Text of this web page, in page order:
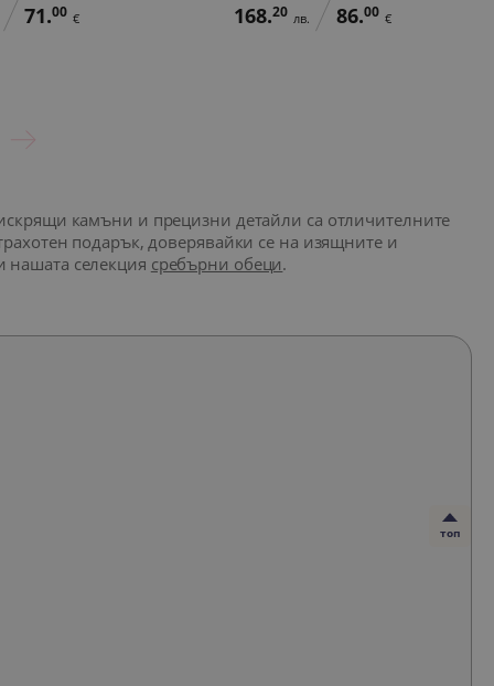
71.00 € 168.20 лв. 86.00 €
камъни и прецизни детайли са отличителните
подарък, доверявайки се на изящните и
нашата селекция сребърни обеци.
топ